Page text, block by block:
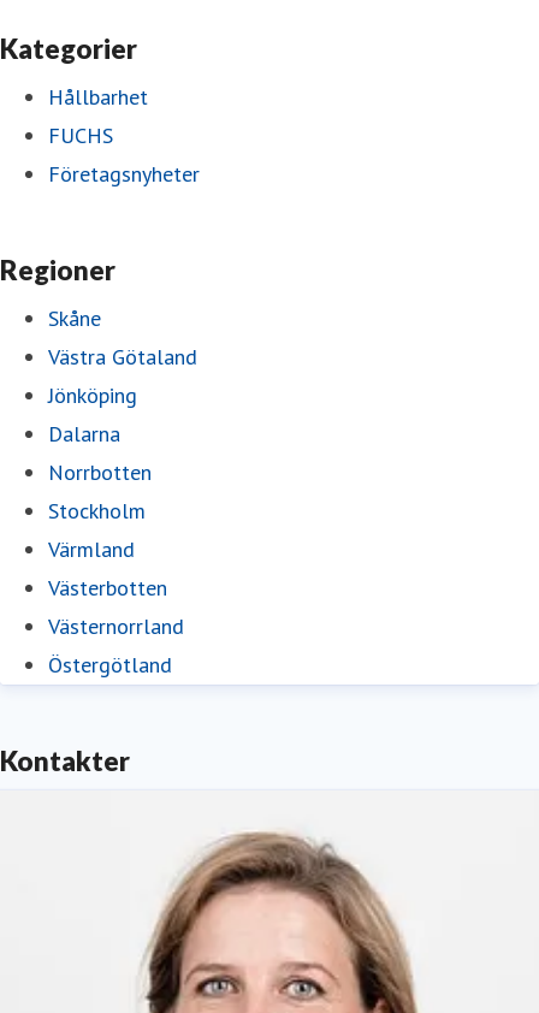
Kategorier
Hållbarhet
FUCHS
Företagsnyheter
Regioner
Skåne
Västra Götaland
Jönköping
Dalarna
Norrbotten
Stockholm
Värmland
Västerbotten
Västernorrland
Östergötland
Kontakter